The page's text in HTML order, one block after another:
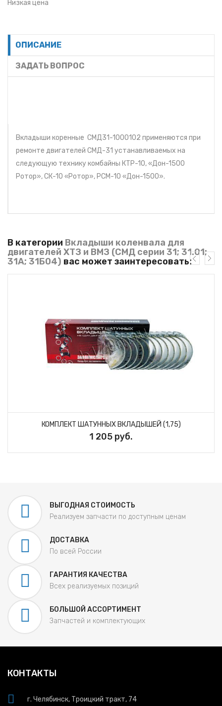
Низкая цена
ОПИСАНИЕ
ЗАДАТЬ ВОПРОС
Вкладыши коренные СМД31-1000102 применяются при
ремонте двигателей СМД-31 устанавливаемых на
следующую технику комбайны КТР-10, «Дон-1500
Ротор», СК-10 «Ротор», РСМ-10 «Дон-1500».
В категории Вкладыши коленвала для
двигателей ХТЗ и ВМЗ (СМД серии 31; 31.01;
31А; 31Б04) вас может заинтересовать:
КОМПЛЕКТ ШАТУННЫХ ВКЛАДЫШЕЙ (1,75)
1 205 руб.
ВЫГОДНАЯ СТОИМОСТЬ
Реализуем запчасти по доступным ценам
ДОСТАВКА
По всей России
ГАРАНТИЯ КАЧЕСТВА
Всех реализуемых позиций
БОЛЬШОЙ АССОРТИМЕНТ
Запчастей и комплектующих
КОНТАКТЫ
г. Челябинск, Троицкий тракт, 74